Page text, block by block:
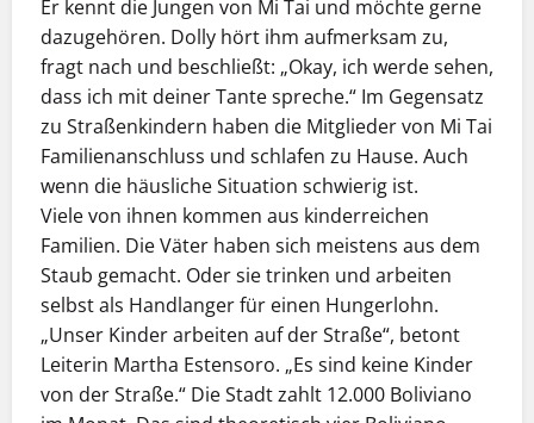
Er kennt die Jungen von Mi Tai und möchte gerne
dazugehören. Dolly hört ihm aufmerksam zu,
fragt nach und beschließt: „Okay, ich werde sehen,
dass ich mit deiner Tante spreche.“ Im Gegensatz
zu Straßenkindern haben die Mitglieder von Mi Tai
Familienanschluss und schlafen zu Hause. Auch
wenn die häusliche Situation schwierig ist.
Viele von ihnen kommen aus kinderreichen
Familien. Die Väter haben sich meistens aus dem
Staub gemacht. Oder sie trinken und arbeiten
selbst als Handlanger für einen Hungerlohn.
„Unser Kinder arbeiten auf der Straße“, betont
Leiterin Martha Estensoro. „Es sind keine Kinder
von der Straße.“ Die Stadt zahlt 12.000 Boliviano